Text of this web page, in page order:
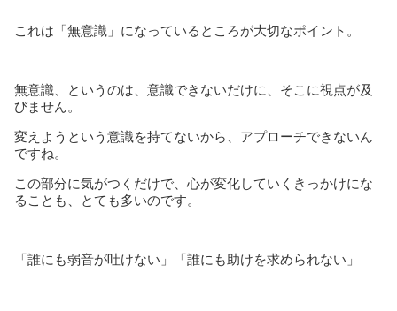
これは「無意識」になっているところが大切なポイント。
無意識、というのは、意識できないだけに、そこに視点が及
びません。
変えようという意識を持てないから、アプローチできないん
ですね。
この部分に気がつくだけで、心が変化していくきっかけにな
ることも、とても多いのです。
「誰にも弱音が吐けない」「誰にも助けを求められない」